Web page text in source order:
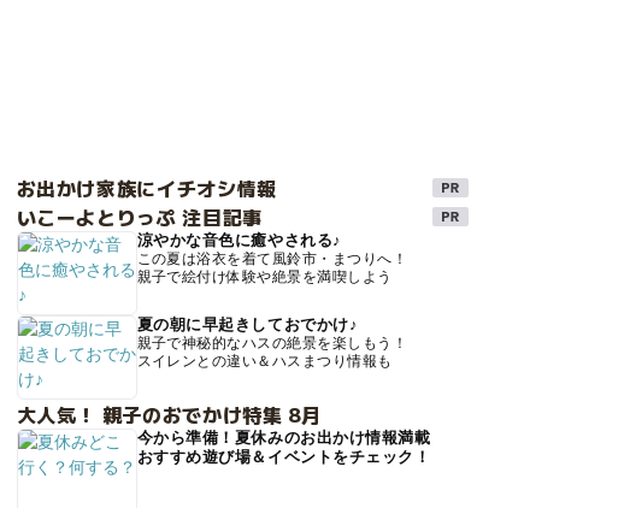
お出かけ家族にイチオシ情報
いこーよとりっぷ 注目記事
涼やかな音色に癒やされる♪
この夏は浴衣を着て風鈴市・まつりへ！
親子で絵付け体験や絶景を満喫しよう
夏の朝に早起きしておでかけ♪
親子で神秘的なハスの絶景を楽しもう！
スイレンとの違い＆ハスまつり情報も
大人気！ 親子のおでかけ特集 8月
今から準備！夏休みのお出かけ情報満載
おすすめ遊び場＆イベントをチェック！